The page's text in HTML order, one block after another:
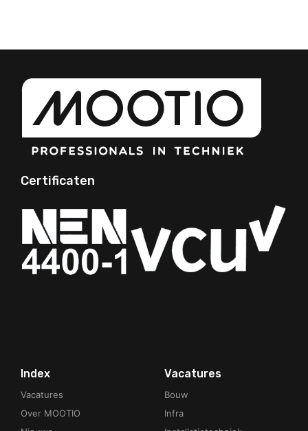
Certificaten
Index
Vacatures
Over MOOTIO
Vacatures
Bouw
Infra